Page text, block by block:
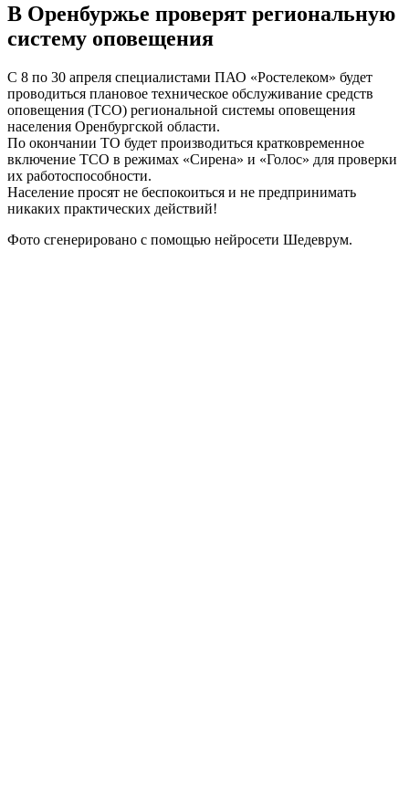
В Оренбуржье проверят региональную
систему оповещения
С 8 по 30 апреля специалистами ПАО «Ростелеком» будет
проводиться плановое техническое обслуживание средств
оповещения (ТСО) региональной системы оповещения
населения Оренбургской области.
По окончании ТО будет производиться кратковременное
включение ТСО в режимах «Сирена» и «Голос» для проверки
их работоспособности.
Население просят не беспокоиться и не предпринимать
никаких практических действий!
Фото сгенерировано с помощью нейросети Шедеврум.